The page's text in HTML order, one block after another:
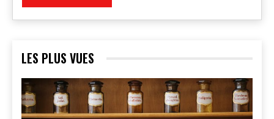
LES PLUS VUES